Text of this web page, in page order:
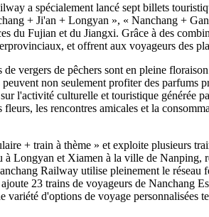
a spécialement lancé sept billets
+ Ji'an + Longyan », « Nanchang +
Fujian et du Jiangxi. Grâce à des
et offrent aux voyageurs des
vergers de pêchers sont en pleine
non seulement profiter des
l'activité culturelle et touristique générée
les rencontres amicales et la
+ train à thème » et exploite plusieurs
Longyan et Xiamen à la ville de Nanping,
Railway utilise pleinement le réseau
23 trains de voyageurs de Nanchang
d'options de voyage personnalisées